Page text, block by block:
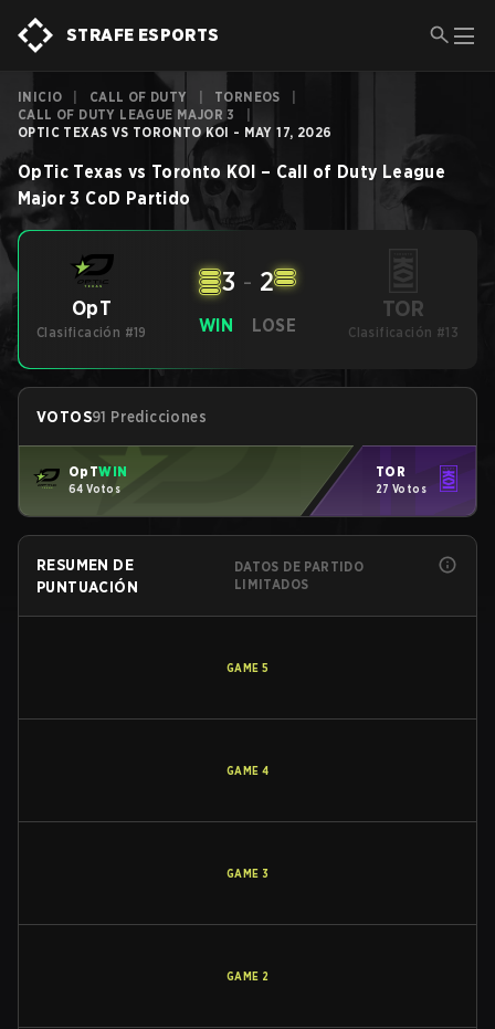
STRAFE ESPORTS
INICIO CALL OF DUTY TORNEOS
CALL OF DUTY LEAGUE MAJOR 3
OPTIC TEXAS VS TORONTO KOI - MAY 17, 2026
OpTic Texas vs Toronto KOI – Call of Duty League
Major 3 CoD Partido
OpT
Clasificación #19 WIN
3 - 2
LOSE
TOR
Clasificación #13
VOTOS91 Predicciones
OpTWIN
64 Votos
TOR
27 Votos
RESUMEN DE
PUNTUACIÓN
DATOS DE PARTIDO
LIMITADOS
GAME 5
GAME 4
GAME 3
GAME 2